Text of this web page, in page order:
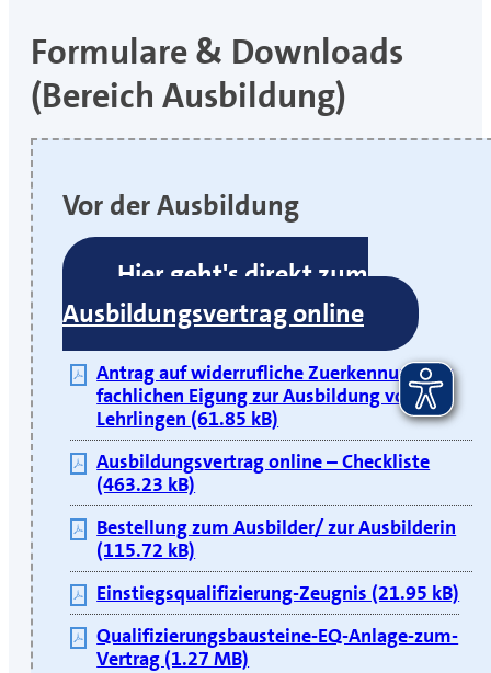
Formulare & Downloads
(Bereich Ausbildung)
Vor der Ausbildung
Hier geht's direkt zum
Ausbildungsvertrag online
Antrag auf widerrufliche Zuerkennung der
fachlichen Eigung zur Ausbildung von
Lehrlingen (61.85 kB)
Ausbildungsvertrag online – Checkliste
(463.23 kB)
Bestellung zum Ausbilder/ zur Ausbilderin
(115.72 kB)
Einstiegsqualifizierung-Zeugnis (21.95 kB)
Qualifizierungsbausteine-EQ-Anlage-zum-
Vertrag (1.27 MB)